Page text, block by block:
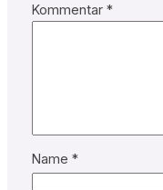
Kommentar *
Name *